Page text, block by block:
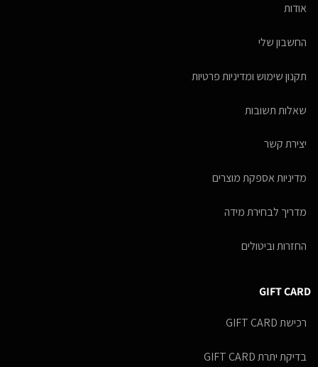
אודות
החשבון שלי
תקנון שימוש ומדיניות פרטיות
שאלות תשובות
יצירת קשר
מדיניות אספקת מוצרים
מדריך לבחירת מידה
החזרות וביטולים
GIFT CARD
רכישת GIFT CARD
בדיקת יתרת GIFT CARD